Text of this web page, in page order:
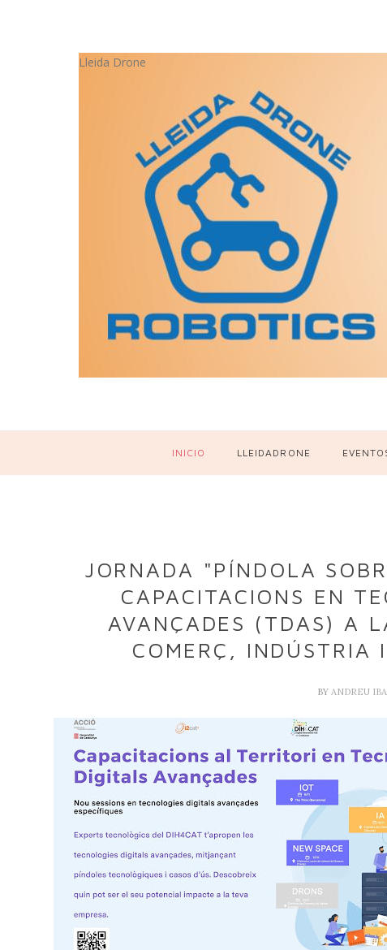
Lleida Drone
INICIO LLEIDADRONE
JORNADA "PÍNDOLA
CAPACITACIONS EN
AVANÇADES (TDAS) A
COMERÇ, INDÚSTRIA
BYANDREU